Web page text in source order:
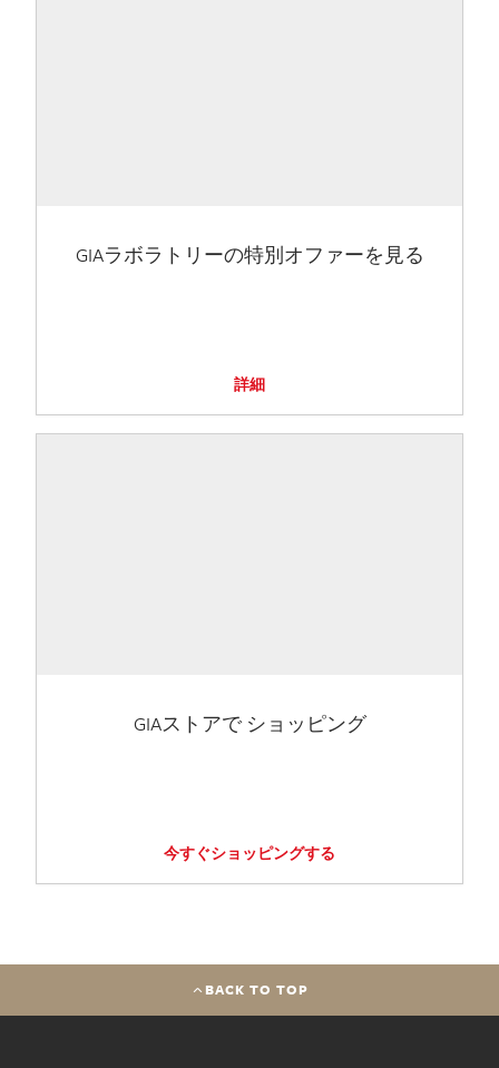
GIAラボラトリーの特別オファーを見る
詳細
GIAストアで ショッピング
今すぐショッピングする
BACK TO TOP